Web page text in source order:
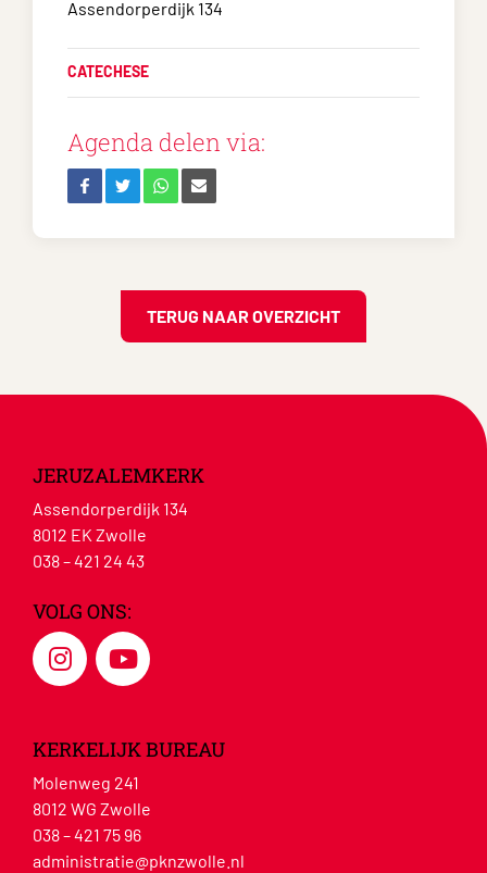
Assendorperdijk 134
CATECHESE
Agenda delen via:
TERUG NAAR OVERZICHT
JERUZALEMKERK
Assendorperdijk 134
8012 EK Zwolle
038 – 421 24 43
VOLG ONS:
KERKELIJK BUREAU
Molenweg 241
8012 WG Zwolle
038 – 421 75 96
administratie@pknzwolle.nl